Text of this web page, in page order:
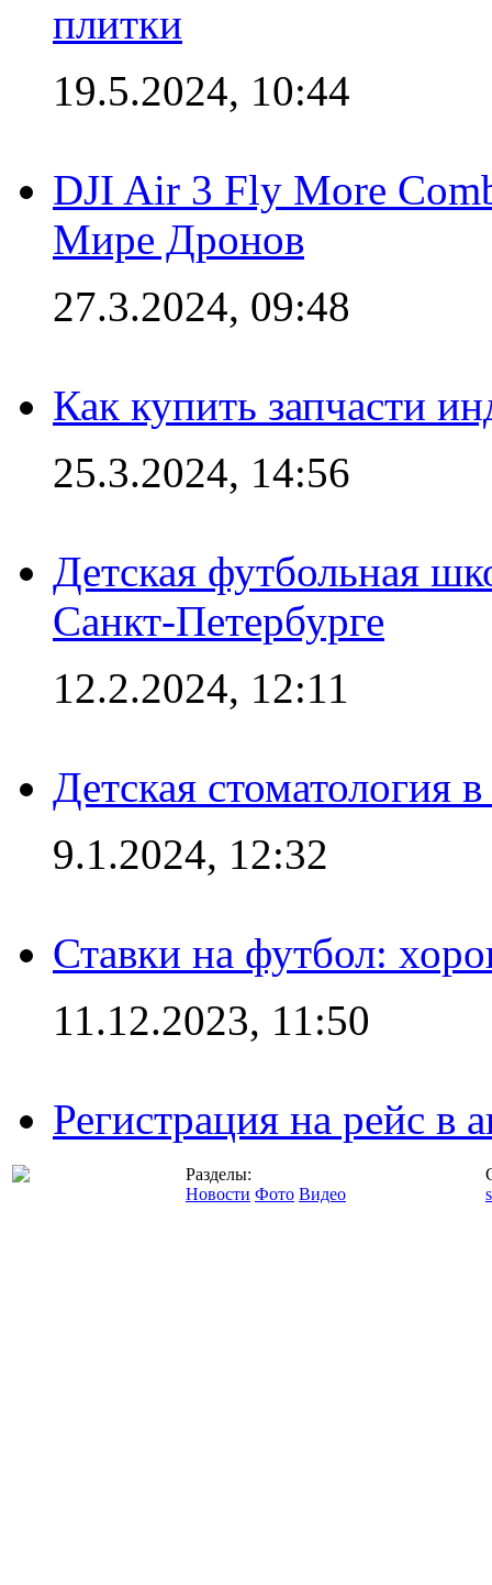
плитки
19.5.2024, 10:44
DJI Air 3 Fly More
Мире Дронов
27.3.2024, 09:48
Как купить запчасти
25.3.2024, 14:56
Детская футбольная
Санкт-Петербурге
12.2.2024, 12:11
Детская стоматология
9.1.2024, 12:32
Ставки на футбол:
11.12.2023, 11:50
Регистрация на рейс в
Разделы:
Новости Фото Видео